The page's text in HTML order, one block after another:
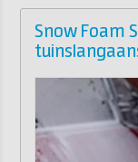
Snow Foam